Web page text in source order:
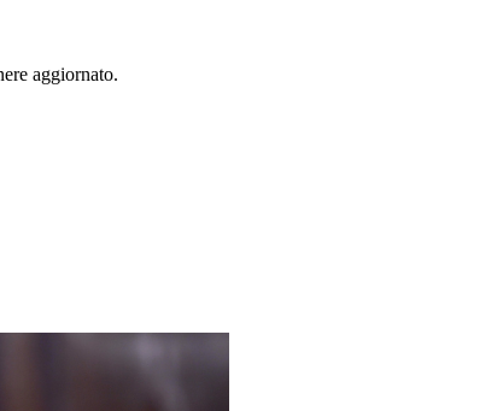
aggiornato.